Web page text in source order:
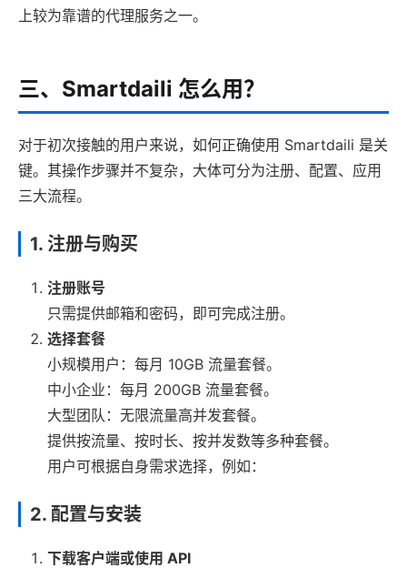
上较为靠谱的代理服务之一。
三、Smartdaili 怎么用？
对于初次接触的用户来说，如何正确使用 Smartdaili 是关
键。其操作步骤并不复杂，大体可分为注册、配置、应用
三大流程。
1. 注册与购买
注册账号
只需提供邮箱和密码，即可完成注册。
选择套餐
小规模用户：每月 10GB 流量套餐。
中小企业：每月 200GB 流量套餐。
大型团队：无限流量高并发套餐。
提供按流量、按时长、按并发数等多种套餐。
用户可根据自身需求选择，例如：
2. 配置与安装
下载客户端或使用 API